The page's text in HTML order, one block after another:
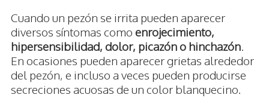
Cuando un pezón se irrita pueden aparecer
diversos síntomas como enrojecimiento,
hipersensibilidad, dolor, picazón o hinchazón.
En ocasiones pueden aparecer grietas alrededor
del pezón, e incluso a veces pueden producirse
secreciones acuosas de un color blanquecino.